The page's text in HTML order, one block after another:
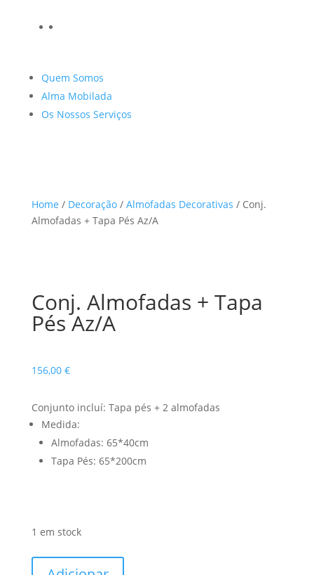
Quem Somos
Alma Mobilada
Os Nossos Serviços
Home / Decoração/ Almofadas Decorativas / Conj.
Almofadas + Tapa Pés Az/A
Conj. Almofadas + Tapa
Pés Az/A
156,00 €
Conjunto incluí: Tapa pés + 2 almofadas
Medida:
Almofadas: 65*40cm
Tapa Pés: 65*200cm
1 em stock